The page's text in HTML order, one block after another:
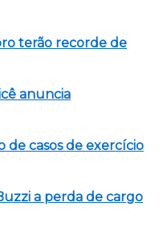
terão recorde de
anuncia
de casos de exercício
a perda de cargo